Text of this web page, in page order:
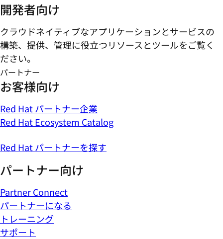
開発者向け
クラウドネイティブなアプリケーションとサービスの
構築、提供、管理に役立つリソースとツールをご覧く
ださい。
パートナー
お客様向け
Red Hat パートナー企業
Red Hat Ecosystem Catalog
Red Hat パートナーを探す
パートナー向け
Partner Connect
パートナーになる
トレーニング
サポート